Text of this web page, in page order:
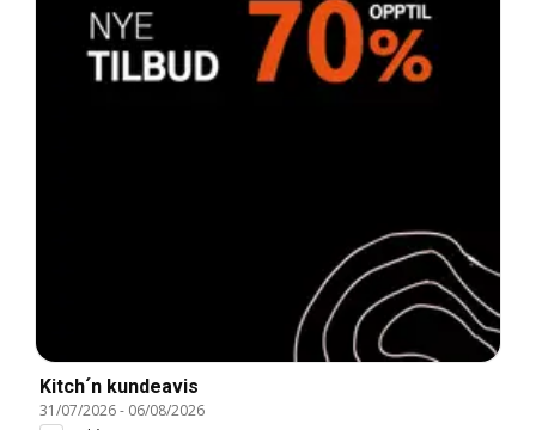
Kitch´n kundeavis
31/07/2026- 06/08/2026